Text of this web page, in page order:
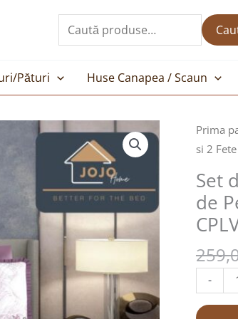
după:
Pături Huse Canapea / Scaun
Prima
si 2
Set
de
-
Set
Lux
de
cu
Volanas
si